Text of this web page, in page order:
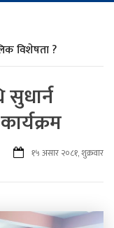
विशेषता ?
सुधार्न
१५ असार २०८१, शुक्रवार